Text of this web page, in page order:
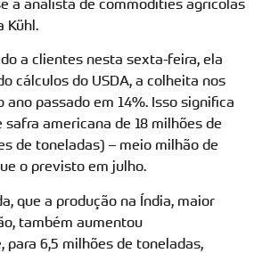
a analista de commodities agrícolas
Kühl.
a clientes nesta sexta-feira, ela
cálculos do USDA, a colheita nos
ano passado em 14%. Isso significa
americana de 18 milhões de
de toneladas) – meio milhão de
o previsto em julho.
que a produção na Índia, maior
também aumentou
6,5 milhões de toneladas,